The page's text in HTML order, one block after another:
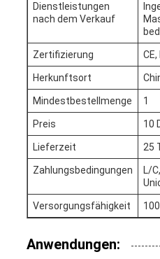
Dienstleistungen
nach dem Verkauf
Zertifizierung
Herkunftsort
Mindestbestellmenge 1
Preis 10
Lieferzeit 25
Zahlungsbedingungen
L/
Versorgungsfähigkeit
Anwendungen: